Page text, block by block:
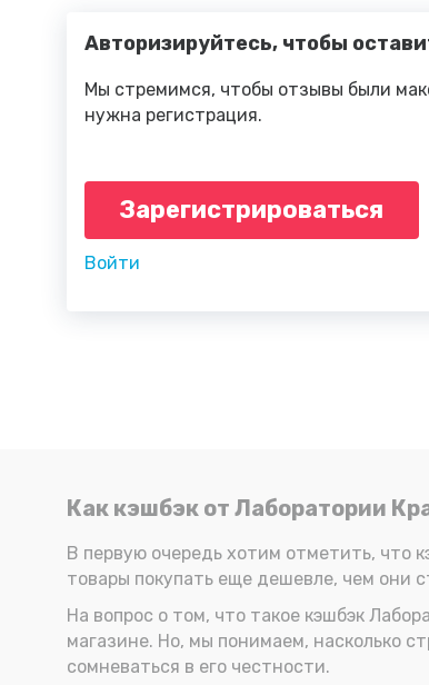
Авторизируйтесь, чтобы
Мы стремимся, чтобы отзывы были
нужна регистрация.
Зарегистрироваться
Войти
Как кэшбэк от Лаборатории
В первую очередь хотим отметить, что
товары покупать еще дешевле, чем они
На вопрос о том, что такое кэшбэк
магазине. Но, мы понимаем, насколько
сомневаться в его честности.